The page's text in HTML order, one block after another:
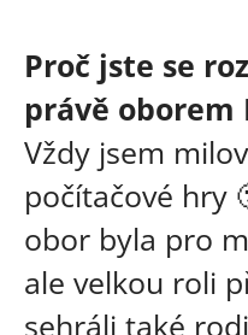
Proč jste se
právě oborem
Vždy jsem
počítačové hry
obor byla pro
ale velkou roli
sehráli také